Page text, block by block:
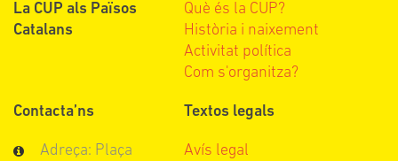
La CUP als Països
Catalans
Què és la CUP?
Història i naixement
Activitat política
Com s'organitza?
Contacta’ns
Adreça: Plaça
Textos legals
Avís legal